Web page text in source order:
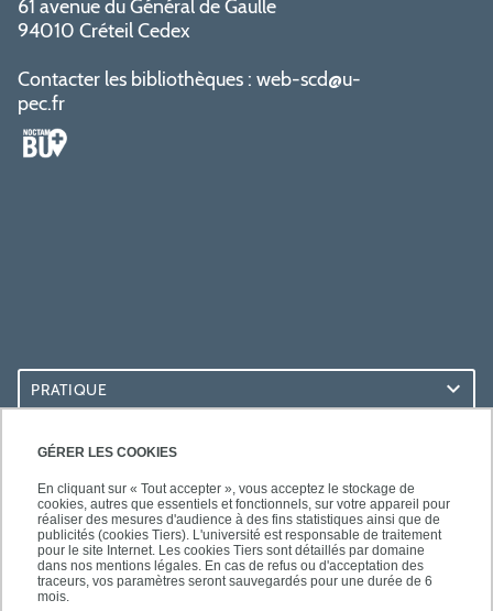
GÉRER LES COOKIES
En cliquant sur « Tout accepter », vous acceptez le stockage de
cookies, autres que essentiels et fonctionnels, sur votre appareil pour
réaliser des mesures d'audience à des fins statistiques ainsi que de
publicités (cookies Tiers). L'université est responsable de traitement
pour le site Internet. Les cookies Tiers sont détaillés par domaine
dans nos mentions légales. En cas de refus ou d'acceptation des
traceurs, vos paramètres seront sauvegardés pour une durée de 6
mois.
61 avenue du Général de Gaulle
94010 Créteil Cedex
Contacter les bibliothèques : web-scd@u-
pec.fr
PRATIQUE
ACCÈS RAPIDES
LES BU SUR...